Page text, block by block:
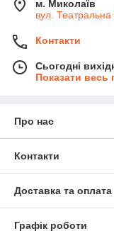
м. Миколаїв
вул.
Контакти
Сьогодні
Показати весь
Про нас
Контакти
Доставка та оплата
Графік роботи